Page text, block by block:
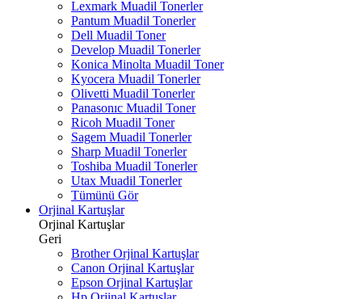
Lexmark Muadil Tonerler
Pantum Muadil Tonerler
Dell Muadil Toner
Develop Muadil Tonerler
Konica Minolta Muadil Toner
Kyocera Muadil Tonerler
Olivetti Muadil Tonerler
Panasonıc Muadil Toner
Ricoh Muadil Toner
Sagem Muadil Tonerler
Sharp Muadil Tonerler
Toshiba Muadil Tonerler
Utax Muadil Tonerler
Tümünü Gör
Orjinal Kartuşlar
Orjinal Kartuşlar
Geri
Brother Orjinal Kartuşlar
Canon Orjinal Kartuşlar
Epson Orjinal Kartuşlar